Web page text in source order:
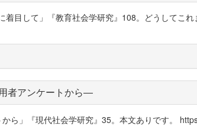
目して」『教育社会学研究』108。どうしてこ
者アンケートから―
ら」『現代社会学研究』35。本文ありです。